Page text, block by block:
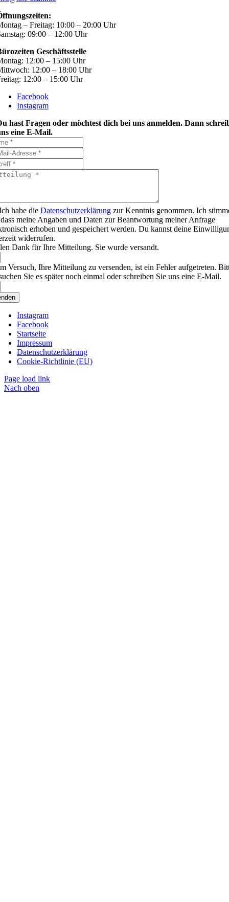
– Freitag: 10:00 – 20:00 Uhr
09:00 – 12:00 Uhr
Geschäftsstelle
12:00 – 15:00 Uhr
12:00 – 18:00 Uhr
12:00 – 15:00 Uhr
Facebook
Instagram
hast Fragen oder möchtest dich bei uns anmelden. Dann
eine E-Mail.
habe die Datenschutzerklärung zur Kenntnis genommen. Ich
meine Angaben und Daten zur Beantwortung meiner Anfrage
erhoben und gespeichert werden. Du kannst deine
widerrufen.
Dank für Ihre Mitteilung. Sie wurde versandt.
Versuch, Ihre Mitteilung zu versenden, ist ein Fehler aufgetreten.
Sie es später noch einmal oder schreiben Sie uns eine E-Mail.
Instagram
Facebook
Startseite
Impressum
Datenschutzerklärung
Cookie-Richtlinie (EU)
Page load link
Nach oben